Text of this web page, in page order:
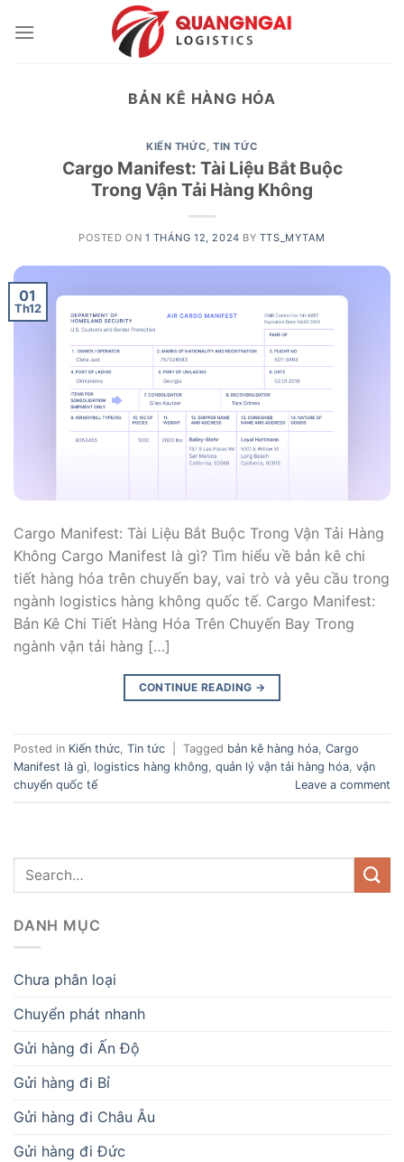
BẢN KÊ HÀNG HÓA
KIẾN THỨC,TIN TỨC
Cargo Manifest: Tài Liệu Bắt Buộc
Trong Vận Tải Hàng Không
POSTED ON 1 THÁNG 12, 2024 BY TTS_MYTAM
01
Th12
Cargo Manifest: Tài Liệu Bắt Buộc Trong Vận Tải Hàng
Không Cargo Manifest là gì? Tìm hiểu về bản kê chi
tiết hàng hóa trên chuyến bay, vai trò và yêu cầu trong
ngành logistics hàng không quốc tế. Cargo Manifest:
Bản Kê Chi Tiết Hàng Hóa Trên Chuyến Bay Trong
ngành vận tải hàng […]
CONTINUE READING →
Posted in Kiến thức, Tin tức Tagged bản kê hàng hóa, Cargo
Manifest là gì, logistics hàng không, quản lý vận tải hàng hóa, vận
chuyển quốc tế
Leave a comment
DANH MỤC
Chưa phân loại
Chuyển phát nhanh
Gửi hàng đi Ấn Độ
Gửi hàng đi Bỉ
Gửi hàng đi Châu Âu
Gửi hàng đi Đức